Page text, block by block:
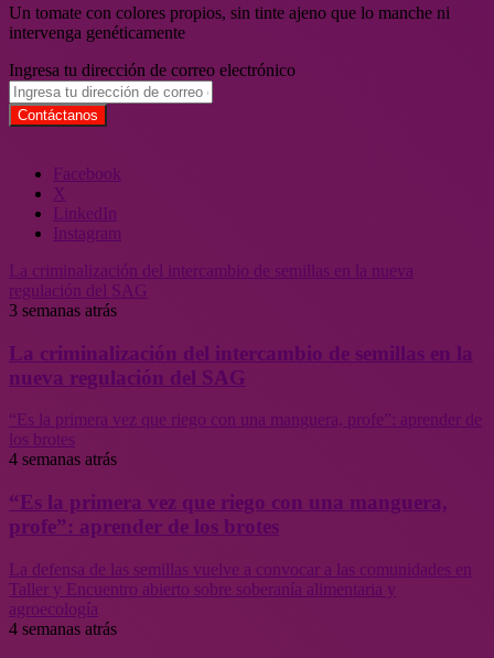
Un tomate con colores propios, sin tinte ajeno que lo manche ni
intervenga genéticamente
Ingresa tu dirección de correo electrónico
Facebook
X
LinkedIn
Instagram
La criminalización del intercambio de semillas en la nueva
regulación del SAG
3 semanas atrás
La criminalización del intercambio de semillas en la
nueva regulación del SAG
“Es la primera vez que riego con una manguera, profe”: aprender de
los brotes
4 semanas atrás
“Es la primera vez que riego con una manguera,
profe”: aprender de los brotes
La defensa de las semillas vuelve a convocar a las comunidades en
Taller y Encuentro abierto sobre soberanía alimentaria y
agroecología
4 semanas atrás